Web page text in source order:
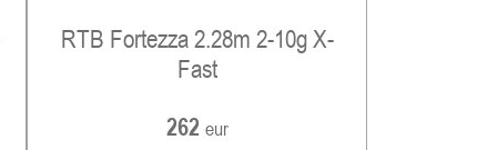
RTB Fortezza 2.28m 2-10g X-
Fast
262 eur